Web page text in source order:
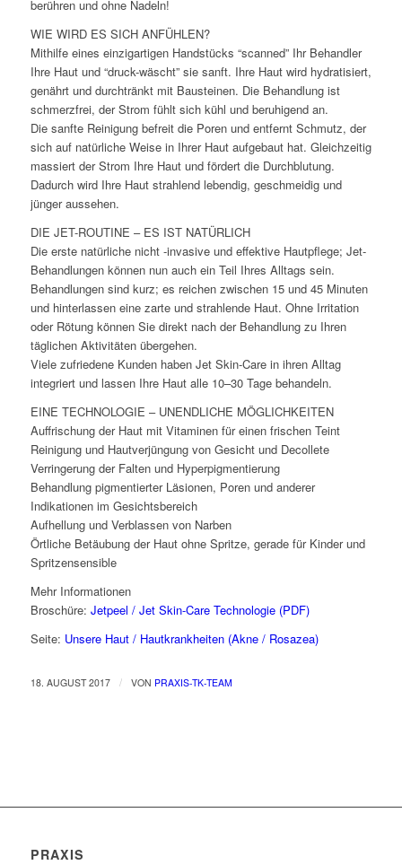
berühren und ohne Nadeln!
WIE WIRD ES SICH ANFÜHLEN?
Mithilfe eines einzigartigen Handstücks “scanned” Ihr Behandler
Ihre Haut und “druck-wäscht” sie sanft. Ihre Haut wird hydratisiert,
genährt und durchtränkt mit Bausteinen. Die Behandlung ist
schmerzfrei, der Strom fühlt sich kühl und beruhigend an.
Die sanfte Reinigung befreit die Poren und entfernt Schmutz, der
sich auf natürliche Weise in Ihrer Haut aufgebaut hat. Gleichzeitig
massiert der Strom Ihre Haut und fördert die Durchblutung.
Dadurch wird Ihre Haut strahlend lebendig, geschmeidig und
jünger aussehen.
DIE JET-ROUTINE – ES IST NATÜRLICH
Die erste natürliche nicht -invasive und effektive Hautpflege; Jet-
Behandlungen können nun auch ein Teil Ihres Alltags sein.
Behandlungen sind kurz; es reichen zwischen 15 und 45 Minuten
und hinterlassen eine zarte und strahlende Haut. Ohne Irritation
oder Rötung können Sie direkt nach der Behandlung zu Ihren
täglichen Aktivitäten übergehen.
Viele zufriedene Kunden haben Jet Skin-Care in ihren Alltag
integriert und lassen Ihre Haut alle 10–30 Tage behandeln.
EINE TECHNOLOGIE – UNENDLICHE MÖGLICHKEITEN
Auffrischung der Haut mit Vitaminen für einen frischen Teint
Reinigung und Hautverjüngung von Gesicht und Decollete
Verringerung der Falten und Hyperpigmentierung
Behandlung pigmentierter Läsionen, Poren und anderer
Indikationen im Gesichtsbereich
Aufhellung und Verblassen von Narben
Örtliche Betäubung der Haut ohne Spritze, gerade für Kinder und
Spritzensensible
Mehr Informationen
Broschüre: Jetpeel / Jet Skin-Care Technologie (PDF)
Seite: Unsere Haut / Hautkrankheiten (Akne / Rosazea)
18. AUGUST 2017 / VON PRAXIS-TK-TEAM
PRAXIS